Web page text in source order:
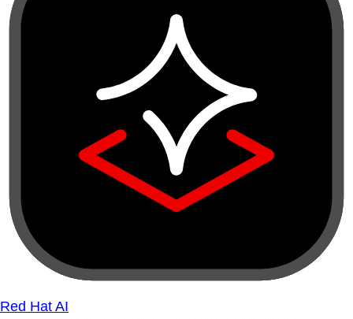
Red Hat AI